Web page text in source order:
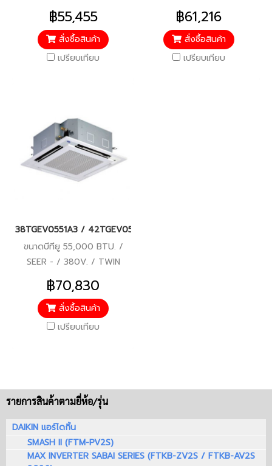
ROTARY DC-INVERTER
COMPRESSOR / รับประกัน
คอมเพรสเซอร์ 7 ปี, อะไหล่ 2 ปี
฿55,455
สั่งซื้อสินค้า
เปรียบเทียบ
ROTARY DC-INVERTER
COMPRESSOR / รับประกัน
คอมเพรสเซอร์ 7 ปี, อะไหล่ 2 ปี
฿61,216
สั่งซื้อสินค้า
เปรียบเทียบ
38TGEV0551A3 / 42TGEV0551UP (380V./ไฟ 3 เฟส) แอร์แคเรี
ขนาดบีทียู 55,000 BTU. /
SEER - / 380V. / TWIN
ROTARY DC-INVERTER
COMPRESSOR / รับประกัน
คอมเพรสเซอร์ 7 ปี, อะไหล่ 2 ปี
฿70,830
สั่งซื้อสินค้า
เปรียบเทียบ
รายการสินค้าตามยี่ห้อ/รุ่น
DAIKIN แอร์ไดกิ้น
SMASH II (FTM-PV2S)
MAX INVERTER SABAI SERIES (FTKB-ZV2S / FTKB-AV2S